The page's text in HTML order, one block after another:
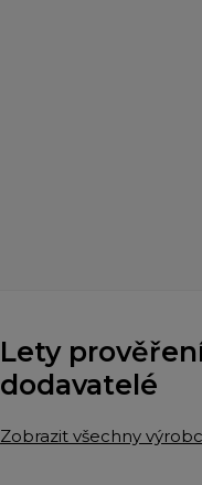
Lety
dodavatelé
Zobrazit všechny